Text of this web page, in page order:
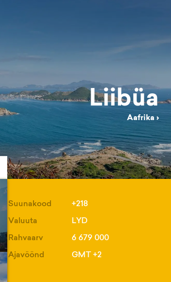
Liibüa
Aafrika ›
Suunakood
+218
Valuuta
LYD
Rahvaarv
6 679 000
Ajavöönd
GMT +2